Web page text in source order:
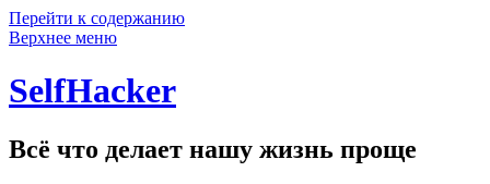
Перейти к содержанию
Верхнее меню
SelfHacker
Всё что делает нашу жизнь проще